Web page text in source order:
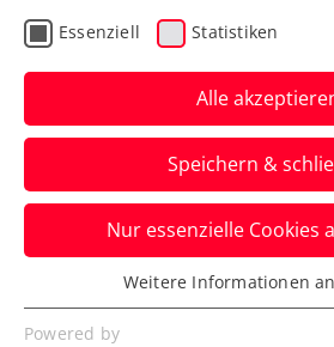
Final 4 2026: Ein
unvergessliches
Graz
Verfasst von: STTV Büro, 24.06.2026
Essenziell Statistiken
Alle
Speichern &
Nur essenzielle Cookies
Essenziell
Essenzielle Cookies werden für
Weitere Informationen
Powered by